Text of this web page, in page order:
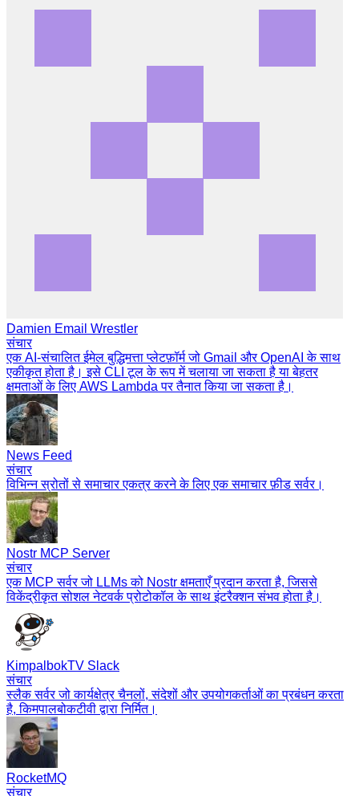
Damien Email Wrestler
संचार
एक AI-संचालित ईमेल बुद्धिमत्ता प्लेटफ़ॉर्म जो Gmail और OpenAI के साथ
एकीकृत होता है। इसे CLI टूल के रूप में चलाया जा सकता है या बेहतर
क्षमताओं के लिए AWS Lambda पर तैनात किया जा सकता है।
News Feed
संचार
विभिन्न स्रोतों से समाचार एकत्र करने के लिए एक समाचार फ़ीड सर्वर।
Nostr MCP Server
संचार
एक MCP सर्वर जो LLMs को Nostr क्षमताएँ प्रदान करता है, जिससे
विकेंद्रीकृत सोशल नेटवर्क प्रोटोकॉल के साथ इंटरैक्शन संभव होता है।
KimpalbokTV Slack
संचार
स्लैक सर्वर जो कार्यक्षेत्र चैनलों, संदेशों और उपयोगकर्ताओं का प्रबंधन करता
है, किमपालबोकटीवी द्वारा निर्मित।
RocketMQ
संचार